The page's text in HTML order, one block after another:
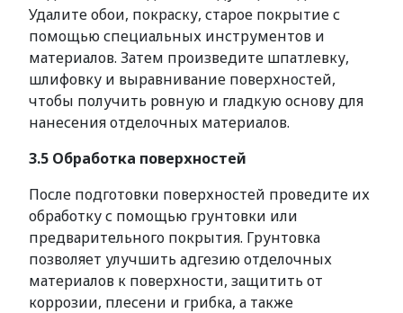
Удалите обои, покраску, старое покрытие с
помощью специальных инструментов и
материалов. Затем произведите шпатлевку,
шлифовку и выравнивание поверхностей,
чтобы получить ровную и гладкую основу для
нанесения отделочных материалов.
3.5 Обработка поверхностей
После подготовки поверхностей проведите их
обработку с помощью грунтовки или
предварительного покрытия. Грунтовка
позволяет улучшить адгезию отделочных
материалов к поверхности, защитить от
коррозии, плесени и грибка, а также